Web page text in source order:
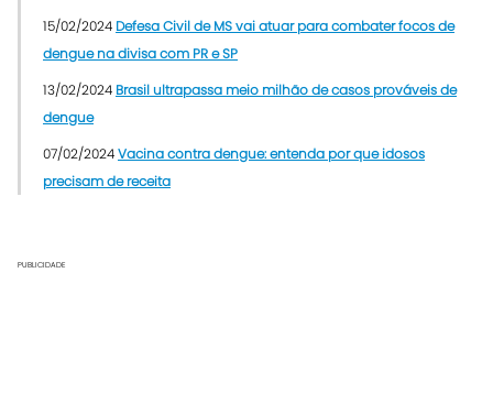
15/02/2024 Defesa Civil de MS vai atuar para combater focos de
dengue na divisa com PR e SP
13/02/2024 Brasil ultrapassa meio milhão de casos prováveis de
dengue
07/02/2024Vacina contra dengue: entenda por que idosos
precisam de receita
PUBLICIDADE